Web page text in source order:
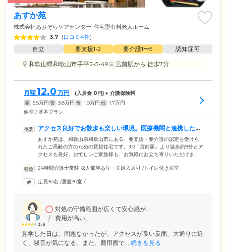
あすか苑
株式会社あおぞらケアセンター 住宅型有料老人ホーム
3.7 (口コミ4件)
自立 要支援1•2 要介護1〜5
認知症可
和歌山県和歌山市手平2-5-49
宮前駅から 徒歩7分
月額12.0 万円 (入居金 0円) + 介護保険料
家 5.5万円 管 3.8万円 食 1.0万円 他 1.7万円
個室 / 基本プラン
アクセス良好でお散歩も楽しい環境。医療機関と連携した安
心の住まいです
あすか苑は、和歌山県和歌山市にある、要支援・要介護の認定を受けら
れたご高齢の方のための賃貸住宅です。JR「宮前駅」より徒歩約9分とア
クセスも良好。お忙しいご家族様も、お気軽にお立ち寄りいただけま
そばで、のびのびとした環境です。またスタッフは24時間365日常駐し、
おり、夜間にお体の状態が変化した際でも迅速な対応が可能です。豊か
24時間介護士常駐 /2人部屋あり・夫婦入居可 /トイレ付き居室
定員30名 /居室30室 /
3.6
対処の守備範囲が広くて安心感が...
費用が高い。
見学した日は、問題なかったが、アクセスが良い反面、大通りに近
く、騒音が気になる。また、費用面で... 続きを見る